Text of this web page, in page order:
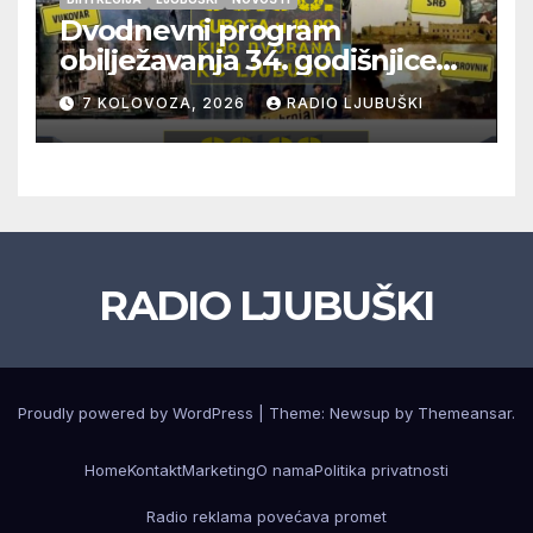
Dvodnevni program
obilježavanja 34. godišnjice
pogibije generala Blaža
Kraljevića i osmorice
pripadnika HOS-a
7 KOLOVOZA, 2026 RADIO LJUBUŠKI
RADIO LJUBUŠKI
Proudly powered by WordPress Theme: Newsup by Themeansar.
HomeKontaktMarketingO namaPolitika privatnosti
Radio reklama povećava promet